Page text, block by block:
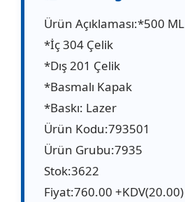
Ürün Açıklaması:*500 ML
*İç 304 Çelik
*Dış 201 Çelik
*Basmalı Kapak
*Baskı: Lazer
Ürün Kodu:793501
Ürün Grubu:7935
Stok:3622
Fiyat:760.00 +KDV(20.00)